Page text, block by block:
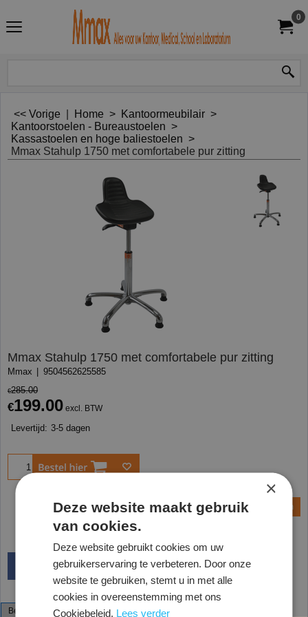
0
<< Vorige Home > Kantoormeubilair >
Kantoorstoelen - Bureaustoelen >
Kassastoelen en hoge baliestoelen >
Mmax Stahulp 1750 met comfortabele pur zitting
Mmax Stahulp 1750 met comfortabele pur zitting
Mmax 9504562625585
€285.00
€199.00 excl. BTW
Levertijd: 3-5 dagen
Bestel
Vraag een offerte aan
Beschrijving Specificaties
×
Deze website maakt gebruik
van cookies.
Deze website gebruikt cookies om uw
gebruikerservaring te verbeteren. Door onze
website te gebruiken, stemt u in met alle
cookies in overeenstemming met ons
Cookiebeleid. Lees verder